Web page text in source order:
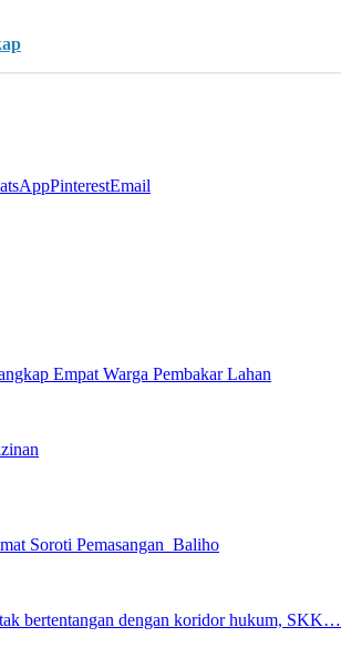
PinterestEmail
Empat Warga Pembakar Lahan
Soroti Pemasangan Baliho
bertentangan dengan koridor hukum, SKK…